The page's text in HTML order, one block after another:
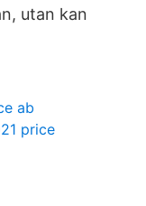
utan kan
ab
price